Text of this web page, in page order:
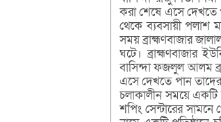
করা শেষে এসে দেখতে
থেকে ব্যবসায়ী পলাশ
সময় ব্রাহ্মণবাজার
ঘটে। ব্রাহ্মণবাজার
বাসিন্দা ফজলুল আলম
এসে দেখতে পান
চলাকালীন সময়ে একটি
শপিং সেন্টারের